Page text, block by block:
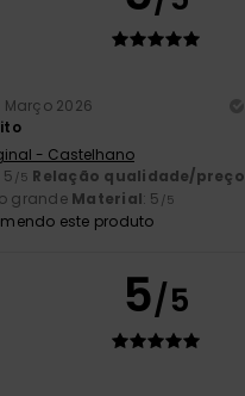
Março 2026
- Castelhano
5 /5 Relação qualidade/preço
grande Material: 5 /5
este produto
5/5